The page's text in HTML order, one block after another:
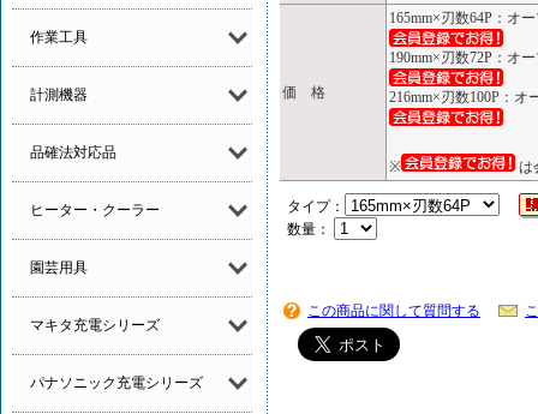
作業工具
計測機器
品確法対応品
ヒーター・クーラー
園芸用具
マキタ充電シリーズ
パナソニック充電シリーズ
価 格
165mm×刃数64P：オ
190mm×刃数72P：オ
216mm×刃数100P：
※ は
タイプ：
数量：
この商品に関して質問する